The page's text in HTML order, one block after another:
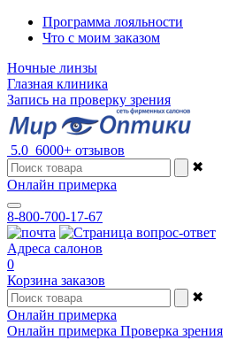
Программа лояльности
Что с моим заказом
Ночные линзы
Глазная клиника
Запись на проверку зрения
5.0 6000+ отзывов
✖
Онлайн примерка
8-800-700-17-67
Адреса салонов
0
Корзина заказов
✖
Онлайн примерка
Онлайн примерка Проверка зрения